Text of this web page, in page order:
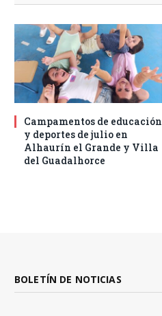
Campamentos de educación
y deportes de julio en
Alhaurín el Grande y Villa
del Guadalhorce
BOLETÍN DE NOTICIAS